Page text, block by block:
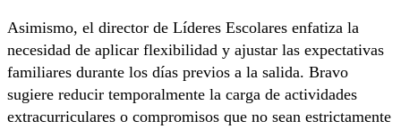
Asimismo, el director de Líderes Escolares enfatiza la
necesidad de aplicar flexibilidad y ajustar las expectativas
familiares durante los días previos a la salida. Bravo
sugiere reducir temporalmente la carga de actividades
extracurriculares o compromisos que no sean estrictamente